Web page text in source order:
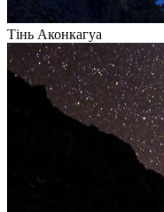
Тінь Аконкагуа